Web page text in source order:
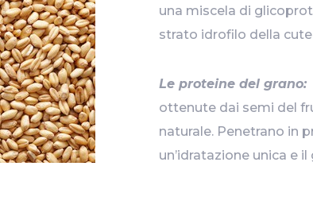
una miscela di
strato idrofilo della
Le proteine del grano:
ottenute dai semi del
naturale. Penetrano in
un’idratazione unica e